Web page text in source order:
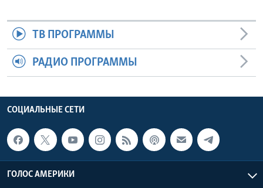
ТВ ПРОГРАММЫ
РАДИО ПРОГРАММЫ
СОЦИАЛЬНЫЕ СЕТИ
ГОЛОС АМЕРИКИ